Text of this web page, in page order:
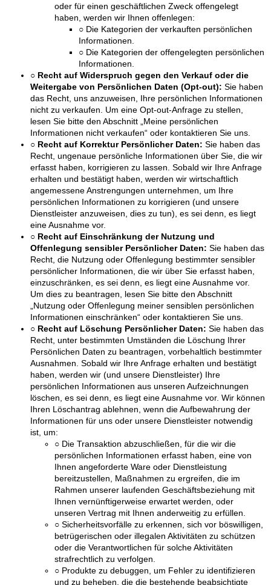
oder für einen geschäftlichen Zweck offengelegt
haben, werden wir Ihnen offenlegen:
○ Die Kategorien der verkauften persönlichen
Informationen.
○ Die Kategorien der offengelegten persönlichen
Informationen.
○ Recht auf Widerspruch gegen den Verkauf oder die
Weitergabe von Persönlichen Daten (Opt-out): Sie haben
das Recht, uns anzuweisen, Ihre persönlichen Informationen
nicht zu verkaufen. Um eine Opt-out-Anfrage zu stellen,
lesen Sie bitte den Abschnitt „Meine persönlichen
Informationen nicht verkaufen“ oder kontaktieren Sie uns.
○ Recht auf Korrektur Persönlicher Daten: Sie haben das
Recht, ungenaue persönliche Informationen über Sie, die wir
erfasst haben, korrigieren zu lassen. Sobald wir Ihre Anfrage
erhalten und bestätigt haben, werden wir wirtschaftlich
angemessene Anstrengungen unternehmen, um Ihre
persönlichen Informationen zu korrigieren (und unsere
Dienstleister anzuweisen, dies zu tun), es sei denn, es liegt
eine Ausnahme vor.
○ Recht auf Einschränkung der Nutzung und
Offenlegung sensibler Persönlicher Daten: Sie haben das
Recht, die Nutzung oder Offenlegung bestimmter sensibler
persönlicher Informationen, die wir über Sie erfasst haben,
einzuschränken, es sei denn, es liegt eine Ausnahme vor.
Um dies zu beantragen, lesen Sie bitte den Abschnitt
„Nutzung oder Offenlegung meiner sensiblen persönlichen
Informationen einschränken“ oder kontaktieren Sie uns.
○ Recht auf Löschung Persönlicher Daten: Sie haben das
Recht, unter bestimmten Umständen die Löschung Ihrer
Persönlichen Daten zu beantragen, vorbehaltlich bestimmter
Ausnahmen. Sobald wir Ihre Anfrage erhalten und bestätigt
haben, werden wir (und unsere Dienstleister) Ihre
persönlichen Informationen aus unseren Aufzeichnungen
löschen, es sei denn, es liegt eine Ausnahme vor. Wir können
Ihren Löschantrag ablehnen, wenn die Aufbewahrung der
Informationen für uns oder unsere Dienstleister notwendig
ist, um:
○ Die Transaktion abzuschließen, für die wir die
persönlichen Informationen erfasst haben, eine von
Ihnen angeforderte Ware oder Dienstleistung
bereitzustellen, Maßnahmen zu ergreifen, die im
Rahmen unserer laufenden Geschäftsbeziehung mit
Ihnen vernünftigerweise erwartet werden, oder
unseren Vertrag mit Ihnen anderweitig zu erfüllen.
○ Sicherheitsvorfälle zu erkennen, sich vor böswilligen,
betrügerischen oder illegalen Aktivitäten zu schützen
oder die Verantwortlichen für solche Aktivitäten
strafrechtlich zu verfolgen.
○ Produkte zu debuggen, um Fehler zu identifizieren
und zu beheben, die die bestehende beabsichtigte